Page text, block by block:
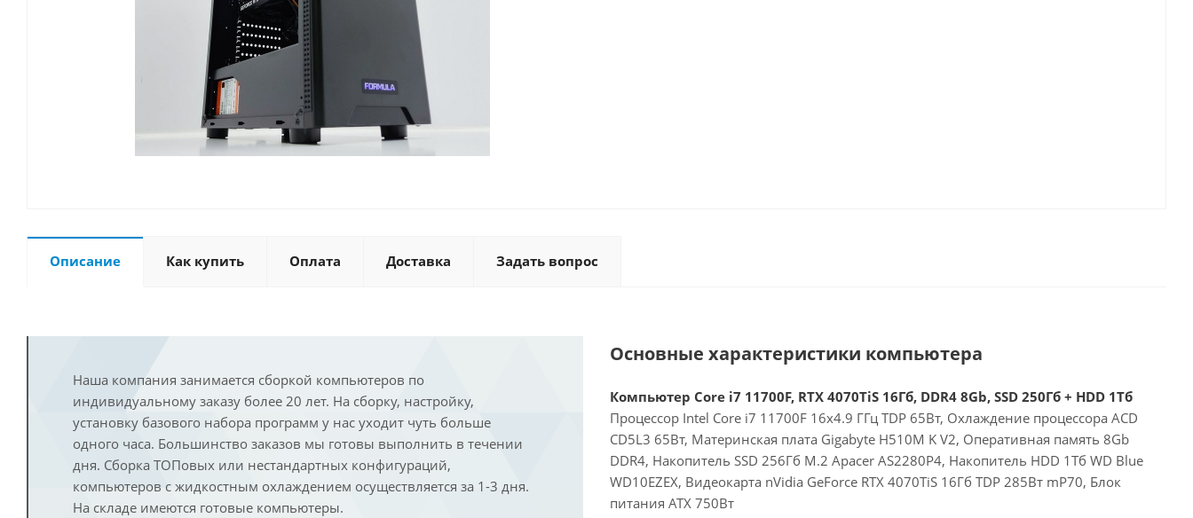
Описание Как купить Оплата Доставка Задать вопрос
Наша компания занимается сборкой компьютеров по
индивидуальному заказу более 20 лет. На сборку, настройку,
установку базового набора программ у нас уходит чуть больше
одного часа. Большинство заказов мы готовы выполнить в течении
дня. Сборка ТОПовых или нестандартных конфигураций,
компьютеров с жидкостным охлаждением осуществляется за 1-3 дня.
На складе имеются готовые компьютеры.
Основные характеристики компьютера
Компьютер Core i7 11700F, RTX 4070TiS 16Гб, DDR4 8Gb, SSD 250Гб + HDD 1Тб
Процессор Intel Core i7 11700F 16x4.9 ГГц TDP 65Вт, Охлаждение процессора ACD
CD5L3 65Вт, Материнская плата Gigabyte H510M K V2, Оперативная память 8Gb
DDR4, Накопитель SSD 256Гб M.2 Apacer AS2280P4, Накопитель HDD 1Тб WD Blue
WD10EZEX, Видеокарта nVidia GeForce RTX 4070TiS 16Гб TDP 285Вт mP70, Блок
питания ATX 750Вт